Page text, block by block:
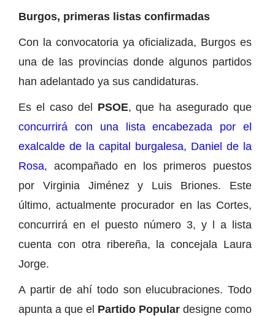
Burgos, primeras listas confirmadas
Con la convocatoria ya oficializada, Burgos es
una de las provincias donde algunos partidos
han adelantado ya sus candidaturas.
Es el caso del PSOE, que ha asegurado que
concurrirá con una lista encabezada por el
exalcalde de la capital burgalesa, Daniel de la
Rosa, acompañado en los primeros puestos
por Virginia Jiménez y Luis Briones. Este
último, actualmente procurador en las Cortes,
concurrirá en el puesto número 3, y l a lista
cuenta con otra ribereña, la concejala Laura
Jorge.
A partir de ahí todo son elucubraciones. Todo
apunta a que el Partido Popular designe como